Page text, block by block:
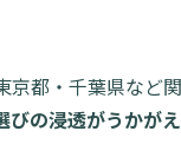
都・千葉県など
びの浸透がうかが